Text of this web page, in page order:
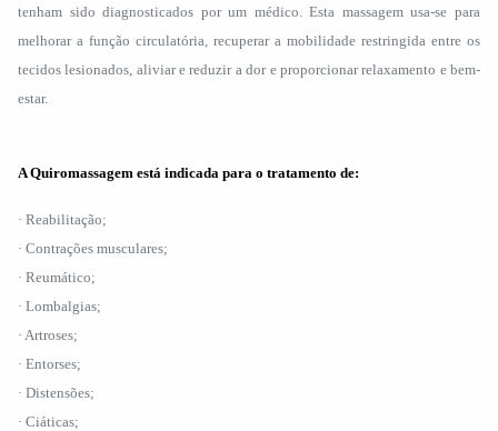
tenham sido diagnosticados por um médico. Esta massagem usa-se para
melhorar a função circulatória, recuperar a mobilidade restringida entre os
tecidos lesionados, aliviar e reduzir a dor e proporcionar relaxamento e bem-
estar.
A Quiromassagem está indicada para o tratamento de:
· Reabilitação;
· Contrações musculares;
· Reumático;
· Lombalgias;
· Artroses;
· Entorses;
· Distensões;
· Ciáticas;